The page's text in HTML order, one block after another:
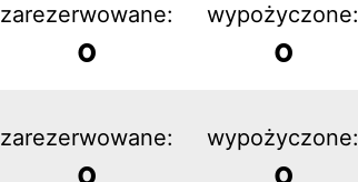
zarezerwowane:
0
wypożyczone:
0
zarezerwowane:
0
wypożyczone:
0